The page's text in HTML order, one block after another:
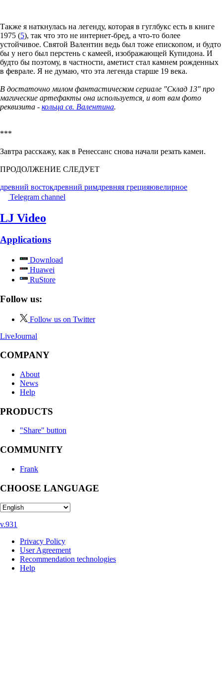
Также я наткнулась на легенду, которая в гуглбукс есть в книге
1975 (5), так что это не интернет-бред, а что-то более
устойчивое. Святой Валентин ведь был тоже епископом, и будто
бы у него был перстень с камеей, изображающей Купидона. И
будто бы поэтому, в частности, аметист стал камнем рожденных
в феврале. Я не думаю, что эта легенда старше 19 века.
В достаточно милом фантастическом сериале "Склад 13" про
магические артефакты она используется, и вот вам фото
реквизита - кольца св. Валентина.
***
Завтра расскажу, как в Ренессанс снова начали резать камеи.
ПРОДОЛЖЕНИЕ СЛЕДУЕТ
древний востокдревний римдревняя грецияювелирное
Telegram channel
LJ Video
Applications
Download
Huawei
RuStore
Follow us:
Follow us on Twitter
LiveJournal
COMPANY
About
News
Help
PRODUCTS
"Share" button
COMMUNITY
Frank
CHOOSE LANGUAGE
v.931
Privacy Policy
User Agreement
Recommendation technologies
Help